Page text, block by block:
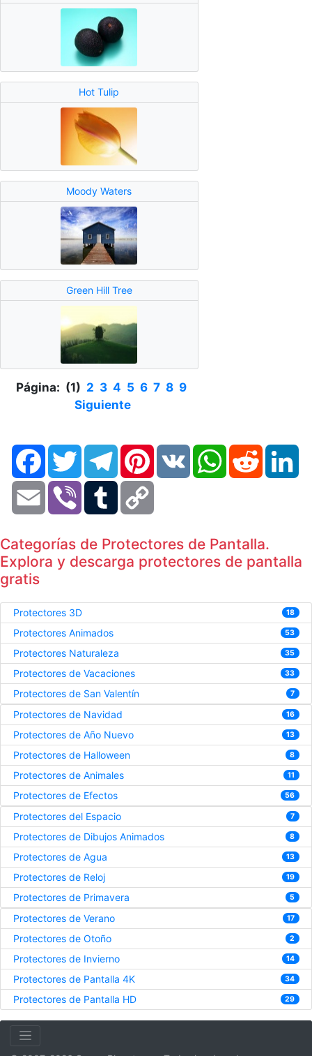
Hot Tulip
Moody Waters
Green Hill Tree
Página: (1) 2 3 4 5 6 7 8 9
Siguiente
FacebookTwitter TelegramPinterestVK WhatsAppReddit
Email Viber Tumblr
Categorías de Protectores de Pantalla.
Explora y descarga protectores de pantalla
gratis
Protectores 3D 18
Protectores Animados 53
Protectores Naturaleza 35
Protectores de Vacaciones 33
Protectores de San Valentín 7
Protectores de Navidad 16
Protectores de Año Nuevo 13
Protectores de Halloween 8
Protectores de Animales 11
Protectores de Efectos 56
Protectores del Espacio 7
Protectores de Dibujos Animados 8
Protectores de Agua 13
Protectores de Reloj 19
Protectores de Primavera 5
Protectores de Verano 17
Protectores de Otoño 2
Protectores de Invierno 14
Protectores de Pantalla 4K 34
Protectores de Pantalla HD 29